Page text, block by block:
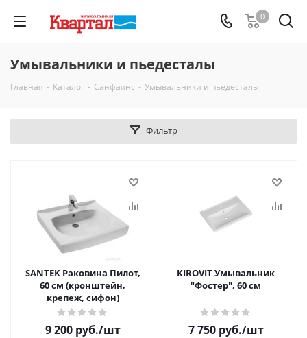
0
Умывальники и пьедесталы
Главная - Каталог - Санфаянс - Умывальники и пьедесталы
Фильтр
SANTEK Раковина Пилот,
60 см (кронштейн,
крепеж, сифон)
9 200руб./шт
KIROVIT Умывальник
"Фостер", 60 см
7 750руб./шт